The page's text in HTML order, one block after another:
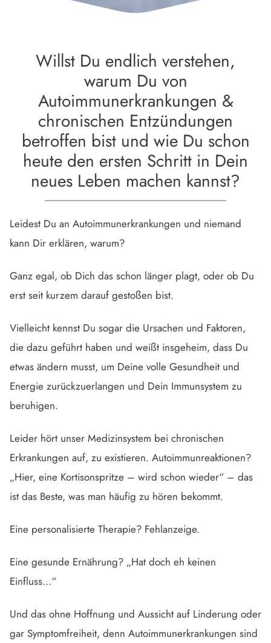
Willst Du endlich verstehen,
warum Du von
Autoimmunerkrankungen &
chronischen Entzündungen
betroffen bist und wie Du schon
heute den ersten Schritt in Dein
neues Leben machen kannst?
Leidest Du an Autoimmunerkrankungen und niemand
kann Dir erklären, warum?
Ganz egal, ob Dich das schon länger plagt, oder ob Du
erst seit kurzem darauf gestoßen bist.
Vielleicht kennst Du sogar die Ursachen und Faktoren,
die dazu geführt haben und weißt insgeheim, dass Du
etwas ändern musst, um Deine volle Gesundheit und
Energie zurückzuerlangen und Dein Immunsystem zu
beruhigen.
Leider hört unser Medizinsystem bei chronischen
Erkrankungen auf, zu existieren. Autoimmunreaktionen?
„Hier, eine Kortisonspritze – wird schon wieder“ – das
ist das Beste, was man häufig zu hören bekommt.
Eine personalisierte Therapie? Fehlanzeige.
Eine gesunde Ernährung? „Hat doch eh keinen
Einfluss…“
Und das ohne Hoffnung und Aussicht auf Linderung oder
gar Symptomfreiheit, denn Autoimmunerkrankungen sind